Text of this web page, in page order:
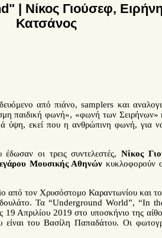
| Νίκος Γιούσεφ,
Κατσάνος
από πιάνο, samplers και
παιδική φωνή», «φωνή των
ύψη, εκεί που η ανθρώπινη φωνή, για
έδωσαν οι τρεις συντελεστές, Νίκος
Μουσικής Αθηνών κυκλοφορούν
από τον Χρυσόστομο Καραντωνίου και
Τα “Underground World”, “In
Απριλίου 2019 στο υποσκήνιο της
του Βασίλη Παπαδάτου. Οι